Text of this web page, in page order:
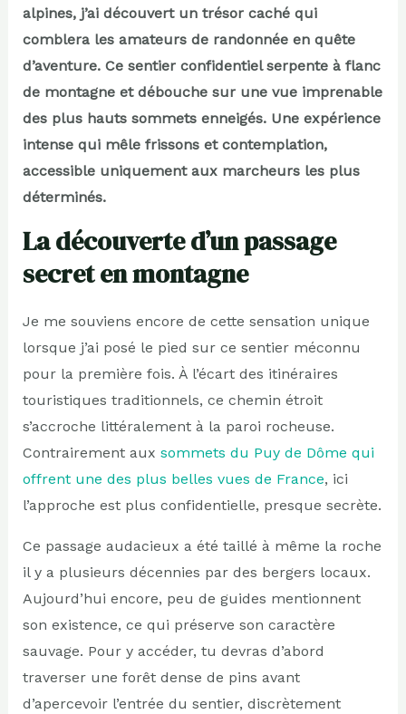
alpines, j’ai découvert un trésor caché qui
comblera les amateurs de randonnée en quête
d’aventure. Ce sentier confidentiel serpente à flanc
de montagne et débouche sur une vue imprenable
des plus hauts sommets enneigés. Une expérience
intense qui mêle frissons et contemplation,
accessible uniquement aux marcheurs les plus
déterminés.
La découverte d’un passage
secret en montagne
Je me souviens encore de cette sensation unique
lorsque j’ai posé le pied sur ce sentier méconnu
pour la première fois. À l’écart des itinéraires
touristiques traditionnels, ce chemin étroit
s’accroche littéralement à la paroi rocheuse.
Contrairement aux sommets du Puy de Dôme qui
offrent une des plus belles vues de France, ici
l’approche est plus confidentielle, presque secrète.
Ce passage audacieux a été taillé à même la roche
il y a plusieurs décennies par des bergers locaux.
Aujourd’hui encore, peu de guides mentionnent
son existence, ce qui préserve son caractère
sauvage. Pour y accéder, tu devras d’abord
traverser une forêt dense de pins avant
d’apercevoir l’entrée du sentier, discrètement